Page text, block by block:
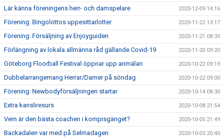
Lär känna föreningens herr- och damspelare 2020-12-09 14:16
Förening: Bingolottos uppesittarlotter 2020-11-22 13:17
Förening: Försäljning av Enjoyguiden 2020-11-21 08:35
Förlängning av lokala allmänna råd gällande Covid-19 2020-11-20 09:20
Göteborg Floorball Festival öppnar upp anmälan 2020-10-22 09:19
Dubbelarrangemang Herrar/Damer på söndag 2020-10-22 09:00
Förening: Newbodyförsäljningen startar 2020-10-14 08:30
Extra kansliresurs 2020-10-08 21:54
Vem är den bästa coachen i kompisgänget? 2020-10-05 21:49
Backadalen var med på Selmadagen 2020-10-03 20:40